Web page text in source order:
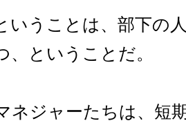
いうことは、部下の
、ということだ。
ネジャーたちは、短